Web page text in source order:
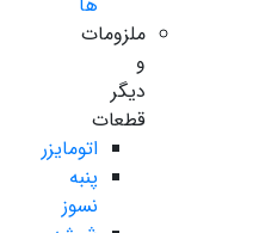
ملزومات
و
دیگر
قطعات
اتومایزر
پنبه
نسوز